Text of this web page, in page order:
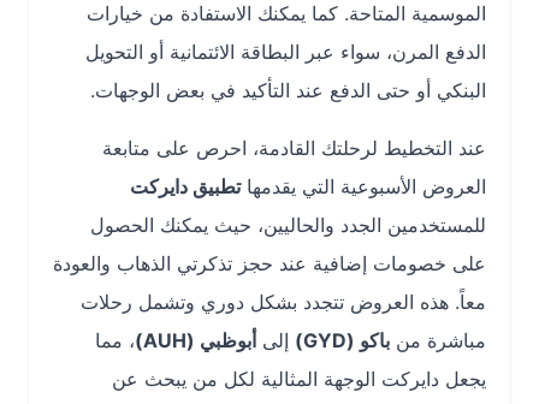
الموسمية المتاحة. كما يمكنك الاستفادة من خيارات
الدفع المرن، سواء عبر البطاقة الائتمانية أو التحويل
البنكي أو حتى الدفع عند التأكيد في بعض الوجهات.
عند التخطيط لرحلتك القادمة، احرص على متابعة
العروض الأسبوعية التي يقدمهاتطبيق دايركت
للمستخدمين الجدد والحاليين، حيث يمكنك الحصول
على خصومات إضافية عند حجز تذكرتي الذهاب والعودة
معاً. هذه العروض تتجدد بشكل دوري وتشمل رحلات
مباشرة من باكو (GYD) إلىأبوظبي (AUH)
، مما
يجعل دايركت الوجهة المثالية لكل من يبحث عن